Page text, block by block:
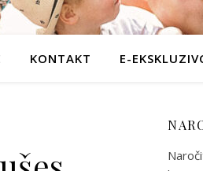
KONTAKT E-